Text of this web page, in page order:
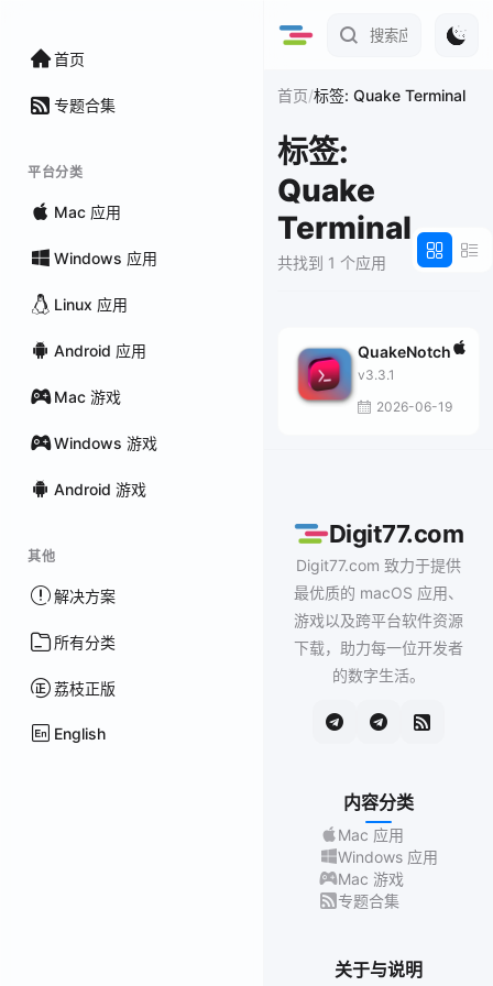
首页
专题合集
平台分类
Mac 应用
Windows 应用
Linux 应用
Android 应用
Mac 游戏
Windows 游戏
Android 游戏
其他
解决方案
所有分类
荔枝正版
English
首页/标签: Quake Terminal
标签:
Quake
Terminal
共找到 1 个应用
QuakeNotch
v3.3.1
2026-06-19
Digit77.com
Digit77.com 致力于提供
最优质的 macOS 应用、
游戏以及跨平台软件资源
下载，助力每一位开发者
的数字生活。
内容分类
Mac 应用
Windows 应用
Mac 游戏
专题合集
关于与说明